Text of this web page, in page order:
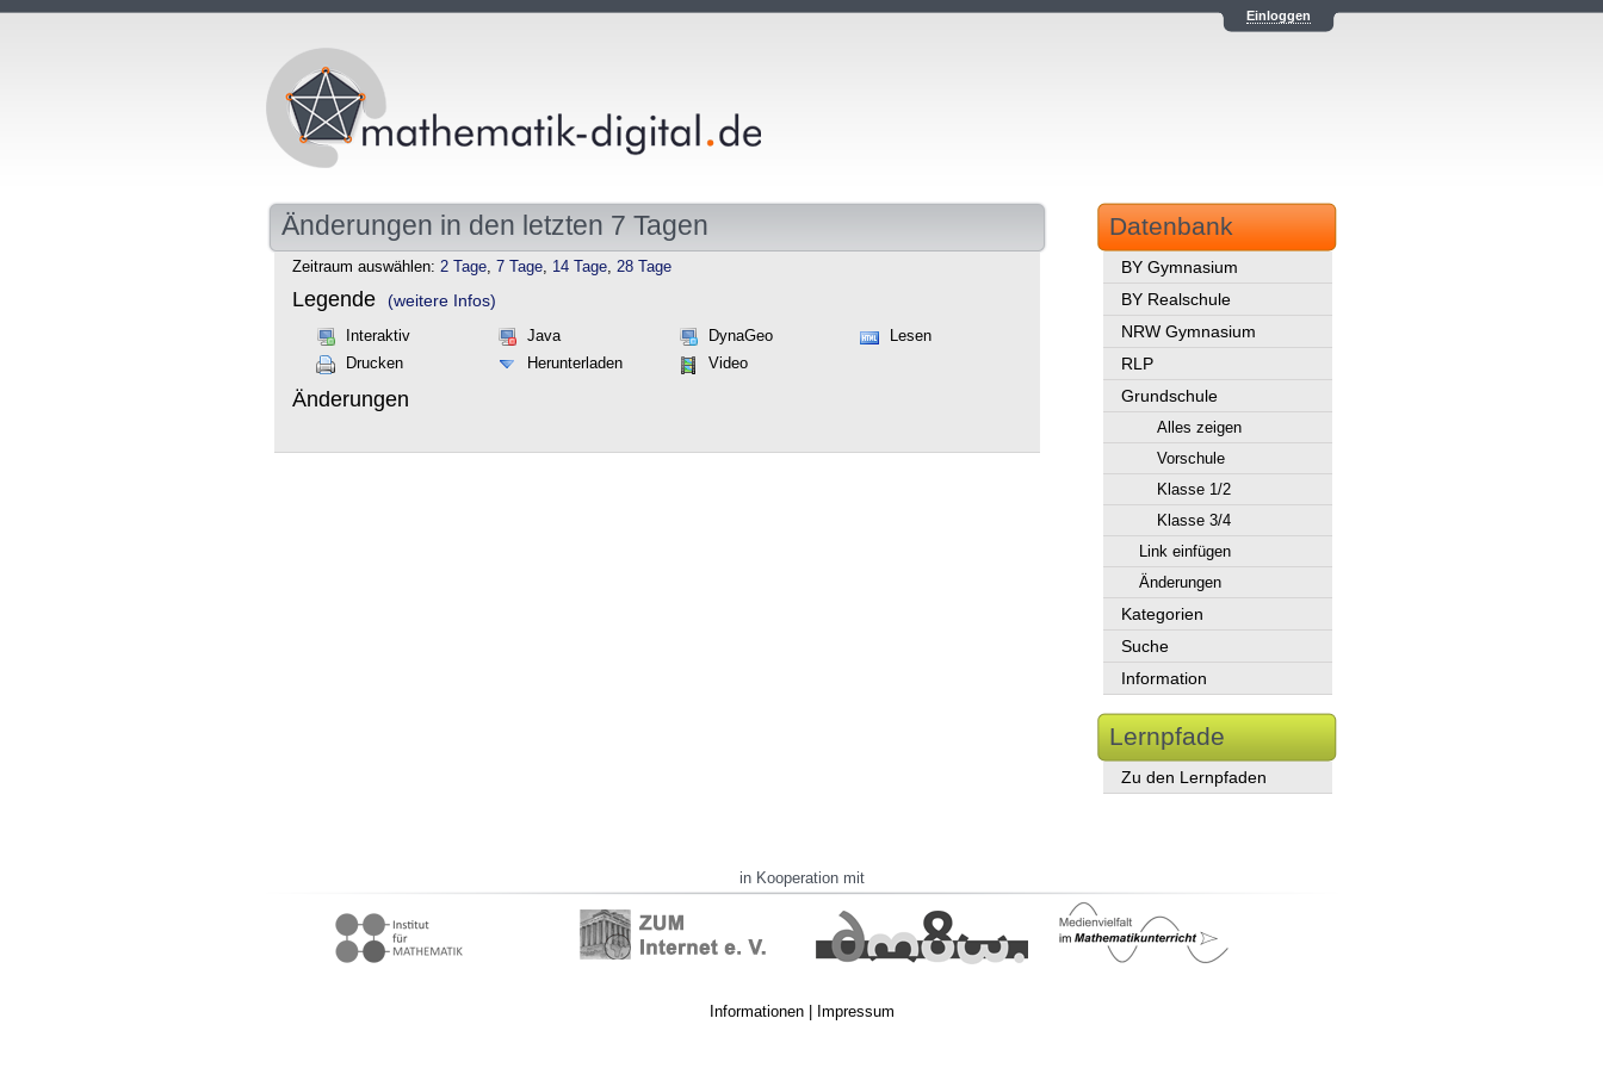
Einloggen
Änderungen in den letzten 7 Tagen
Zeitraum auswählen: 2 Tage, 7 Tage, 14 Tage, 28 Tage
Legende (weitere Infos)
Interaktiv Java DynaGeo
Lesen
Drucken
Herunterladen Video
Änderungen
Datenbank
BY Gymnasium
BY Realschule
NRW Gymnasium
RLP
Grundschule
Alles zeigen
Vorschule
Klasse 1/2
Klasse 3/4
Link einfügen
Änderungen
Kategorien
Suche
Information
Lernpfade
Zu den Lernpfaden
in Kooperation mit
Informationen| Impressum